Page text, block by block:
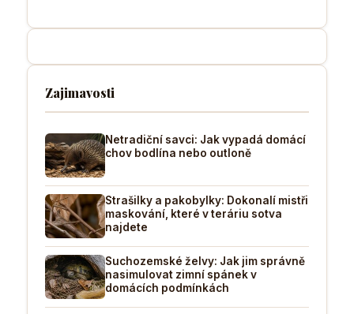
Zajimavosti
Netradiční savci: Jak vypadá domácí
chov bodlína nebo outloně
Strašilky a pakobylky: Dokonalí mistři
maskování, které v teráriu sotva
najdete
Suchozemské želvy: Jak jim správně
nasimulovat zimní spánek v
domácích podmínkách